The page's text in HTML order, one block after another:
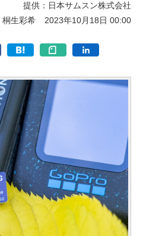
提供： 日本サムスン株式会社
桐生彩希
2023年10月18日 00:00